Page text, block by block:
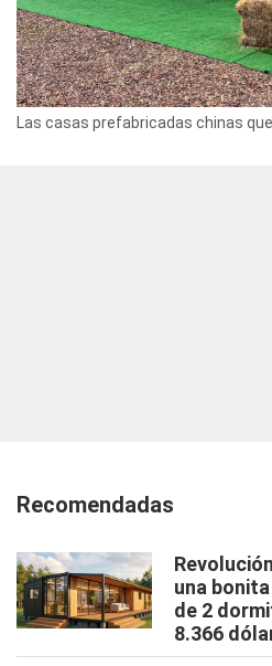
Las casas prefabricadas chinas
Recomendadas
una
de 2
8.366